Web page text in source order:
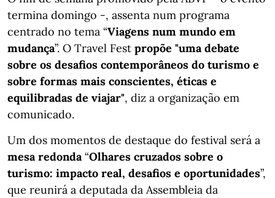
termina domingo -, assenta num programa
centrado no tema “Viagens num mundo em
mudança”. O Travel Fest propõe "uma debate
sobre os desafios contemporâneos do turismo e
sobre formas mais conscientes, éticas e
equilibradas de viajar", diz a organização em
comunicado.
Um dos momentos de destaque do festival será a
mesa redonda “Olhares cruzados sobre o
turismo: impacto real, desafios e oportunidades”,
que reunirá a deputada da Assembleia da